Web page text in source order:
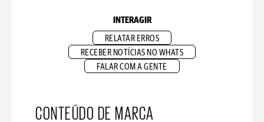
INTERAGIR
RELATAR ERROS
RECEBER NOTÍCIAS NO WHATS
FALAR COM A GENTE
CONTEÚDO DE MARCA